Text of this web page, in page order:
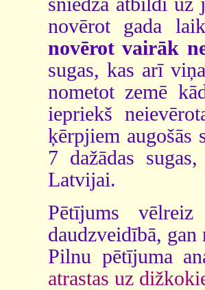
novērot gada
novērot vairāk
sugas, kas arī
nometot zemē
iepriekš
ķērpjiem augošās
7 dažādas
Latvijai.
Pētījums
daudzveidībā, gan
Pilnu pētījuma
atrastas uz